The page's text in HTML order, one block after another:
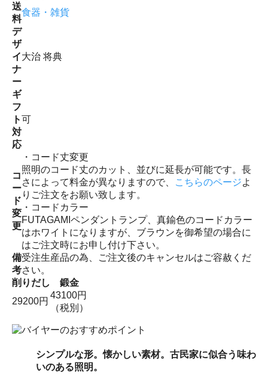
送
料
食器・雑貨
デ
ザ
イ
ナ
ー
大治 将典
ギ
フ
ト
対
応
可
コ
ー
ド
変
更
・コード丈変更
照明のコード丈のカット、並びに延長が可能です。長
さによって料金が異なりますので、
こちらのページよ
りご注文をお願い致します。
・コードカラー
FUTAGAMIペンダントランプ、真鍮色のコードカラー
はホワイトになりますが、ブラウンを御希望の場合に
はご注文時にお申し付け下さい。
備
考
受注生産品の為、ご注文後のキャンセルはご容赦くだ
さい。
削りだし
鍛金
29200円
43100円
（税別）
シンプルな形。懐かしい素材。古民家に似合う味わ
いのある照明。